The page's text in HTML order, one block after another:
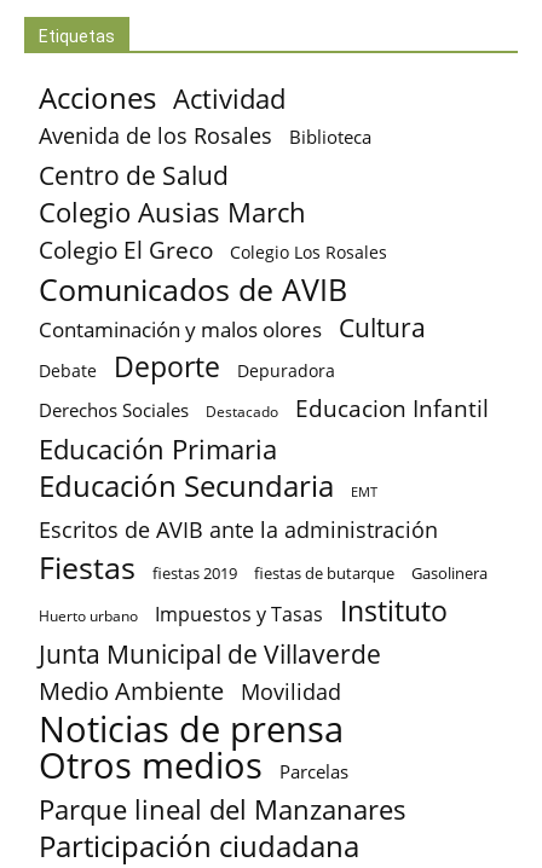
Etiquetas
Acciones Actividad
Avenida de los Rosales Biblioteca
Centro de Salud
Colegio Ausias March
Colegio El Greco Colegio Los Rosales
Comunicados de AVIB
Contaminación y malos olores Cultura
Debate Deporte Depuradora
Derechos Sociales Destacado Educacion Infantil
Educación Primaria
Educación Secundaria EMT
Escritos de AVIB ante la administración
Fiestas fiestas 2019 fiestas de butarque Gasolinera
Huerto urbano Impuestos y Tasas Instituto
Junta Municipal de Villaverde
Medio Ambiente Movilidad
Noticias de prensa
Otros medios Parcelas
Parque lineal del Manzanares
Participación ciudadana